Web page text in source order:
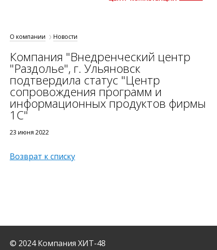
О компании Новости
Компания "Внедренческий центр
"Раздолье", г. Ульяновск
подтвердила статус "Центр
сопровождения программ и
информационных продуктов фирмы
1С"
23 июня 2022
Возврат к списку
© 2024 Компания ХИТ-48